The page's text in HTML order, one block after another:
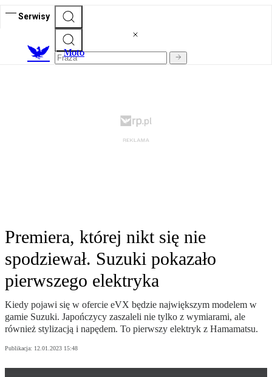
Serwisy
Moto
Premiera, której nikt się nie
spodziewał. Suzuki pokazało
pierwszego elektryka
Kiedy pojawi się w ofercie eVX będzie największym modelem w
gamie Suzuki. Japończycy zaszaleli nie tylko z wymiarami, ale
również stylizacją i napędem. To pierwszy elektryk z Hamamatsu.
Publikacja: 12.01.2023 15:48